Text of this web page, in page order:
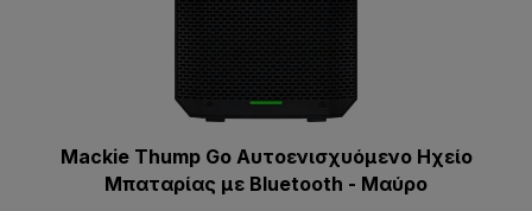
Mackie Thump Go Αυτοενισχυόμενο Ηχείο
Μπαταρίας με Bluetooth - Μαύρο